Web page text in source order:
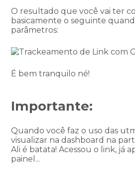
O resultado que você vai ter
basicamente o seguinte
parâmetros:
É bem tranquilo né!
Importante:
Quando você faz o uso das
visualizar na dashboard na
Ali é batata! Acessou o link, já
painel...